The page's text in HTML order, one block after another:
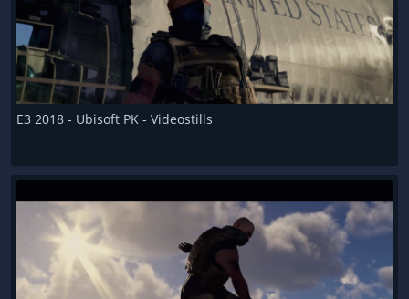
E3 2018 - Ubisoft PK - Videostills